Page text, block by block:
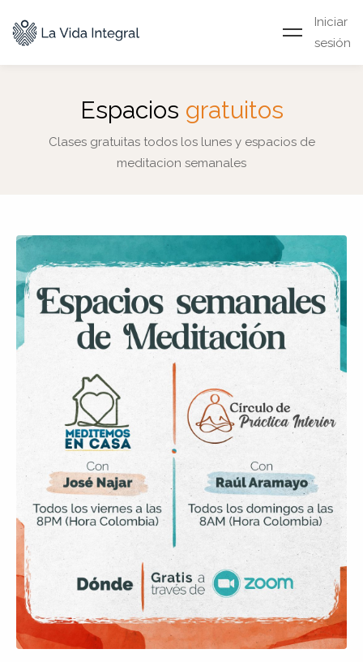
Iniciar
sesión
Espacios gratuitos
Clases gratuitas todos los lunes y espacios de
meditacion semanales